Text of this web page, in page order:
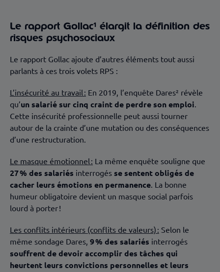
Le rapport Gollac¹ élargit la définition des
risques psychosociaux
Le rapport Gollac ajoute d’autres éléments tout aussi
parlants à ces trois volets RPS :
L’insécurité au travail : En 2019, l’enquête Dares² révèle
qu’un salarié sur cinq craint de perdre son emploi.
Cette insécurité professionnelle peut aussi tourner
autour de la crainte d’une mutation ou des conséquences
d’une restructuration.
Le masque émotionnel : La même enquête souligne que
27 % des salariés interrogés se sentent obligés de
cacher leurs émotions en permanence. La bonne
humeur obligatoire devient un masque social parfois
lourd à porter !
Les conflits intérieurs (conflits de valeurs) : Selon le
même sondage Dares, 9 % des salariés interrogés
souffrent de devoir accomplir des tâches qui
heurtent leurs convictions personnelles et leurs